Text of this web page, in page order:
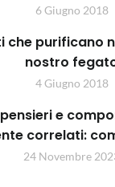
6 Giugno 2018
che purificano
nostro
4 Giugno 2018
pensieri e
correlati:
24 Novembre